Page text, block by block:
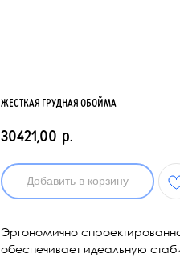
ЖЕСТКАЯ ГРУДНАЯ ОБОЙМА
30421,00 р.
Добавить в корзину
Эргономично
обеспечивает идеальную